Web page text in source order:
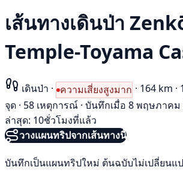
เส้นทางเดินป่า
Temple-Toyama
เดินป่า · ความเสี่ยงสูงมาก · 164 km ·
จุด · 58 เหตุการณ์ · บันทึกเมื่อ 8 พฤษภาคม
ล่าสุด: 10ชั่วโมงที่แล้ว
วางแผนทริปจากเส้นทางนี้
บันทึกเป็นแผนทริปใหม่ ต้นฉบับไม่เปลี่ยนแ